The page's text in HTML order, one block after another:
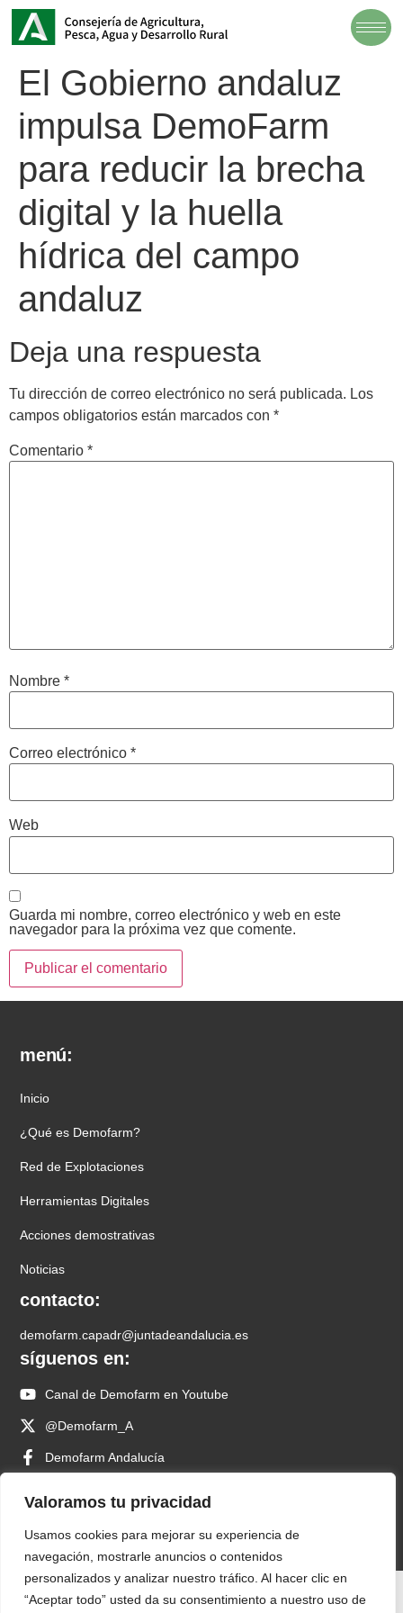
Valoramos tu privacidad
Usamos cookies para mejorar su experiencia de
navegación, mostrarle anuncios o contenidos
personalizados y analizar nuestro tráfico. Al hacer clic en
“Aceptar todo” usted da su consentimiento a nuestro uso de
El Gobierno andaluz
impulsa DemoFarm
para reducir la brecha
digital y la huella
hídrica del campo
andaluz
Deja una respuesta
Tu dirección de correo electrónico no será publicada. Los
campos obligatorios están marcados con *
Comentario *
Nombre *
Correo electrónico *
Web
Guarda mi nombre, correo electrónico y web en este
navegador para la próxima vez que comente.
menú:
Inicio
¿Qué es Demofarm?
Red de Explotaciones
Herramientas Digitales
Acciones demostrativas
Noticias
contacto:
demofarm.capadr@juntadeandalucia.es
síguenos en:
Canal de Demofarm en Youtube
@Demofarm_A
Demofarm Andalucía